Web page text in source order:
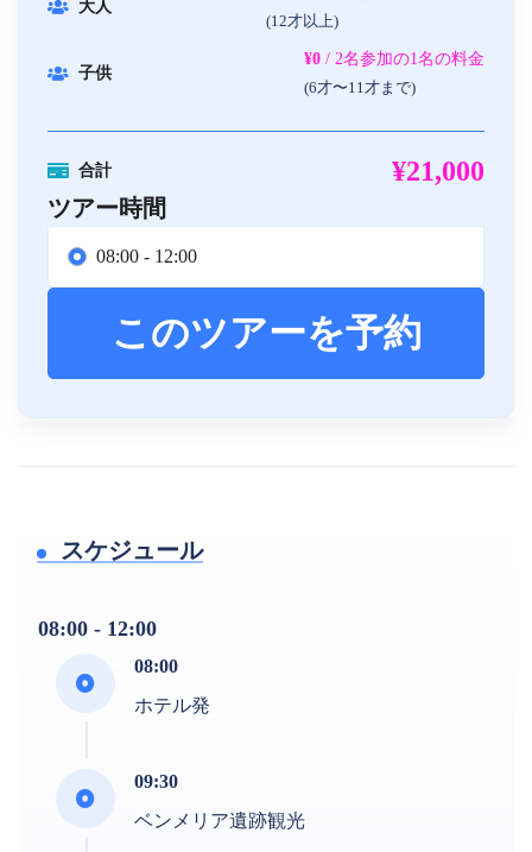
大人
(12才以上)
子供
¥0 / 2名参加の1名の料金
(6才〜11才まで)
合計 ¥21,000
ツアー時間
08:00 - 12:00
このツアーを予約
スケジュール
08:00 - 12:00
08:00
ホテル発
09:30
ベンメリア遺跡観光